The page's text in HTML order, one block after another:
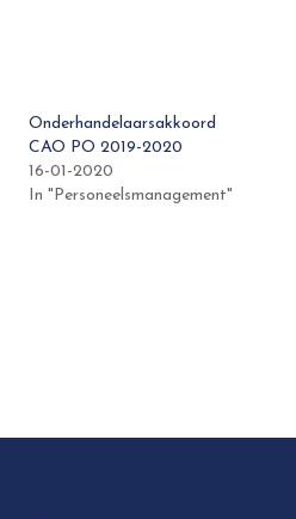
Onderhandelaarsakkoord
CAO PO 2019-2020
16-01-2020
In "Personeelsmanagement"